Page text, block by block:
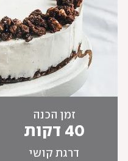
זמן הכנה
40 דקות
דרגת קושי